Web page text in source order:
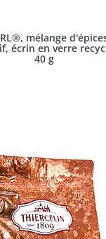
mélange
écrin en verre
40 g